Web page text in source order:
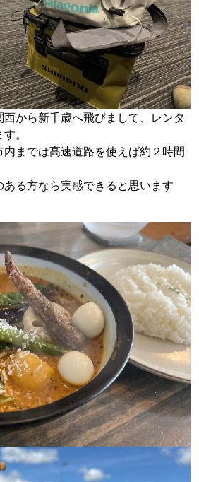
から新千歳へ飛びまして、レンタ
。
までは高速道路を使えば約２時間
る方なら実感できると思います